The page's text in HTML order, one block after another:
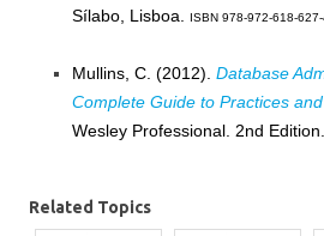
Sílabo, Lisboa.
ISBN 978-972-618-
Mullins, C. (2012). Database
Complete Guide to Practices
Wesley Professional. 2nd Edition.
Related Topics